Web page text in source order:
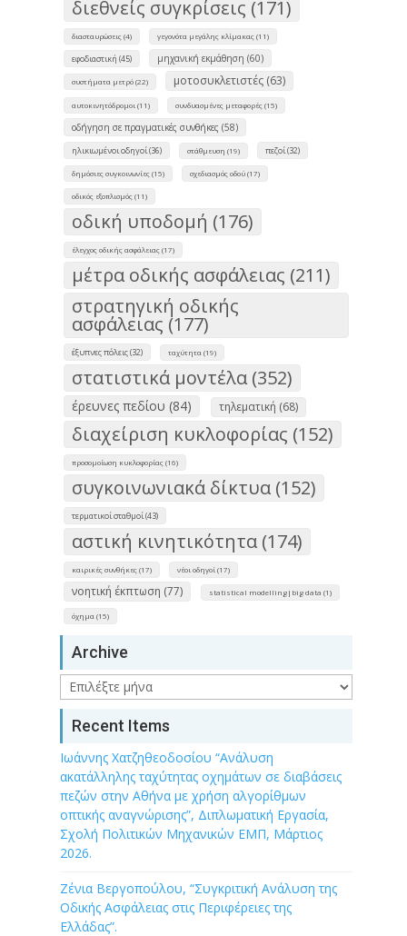
διεθνείς συγκρίσεις (171)
διασταυρώσεις (4) γεγονότα μεγάλης κλίμακας (11)
εφοδιαστική (45) μηχανική εκμάθηση (60)
συστήματα μετρό (22) μοτοσυκλετιστές (63)
αυτοκινητόδρομοι (11) συνδυασμένες μεταφορές (15)
οδήγηση σε πραγματικές συνθήκες (58)
ηλικιωμένοι οδηγοί (36) στάθμευση (19) πεζοί (32)
δημόσιες συγκοινωνίες (15) σχεδιασμός οδού (17)
οδικός εξοπλισμός (11)
οδική υποδομή (176)
έλεγχος οδικής ασφάλειας (17)
μέτρα οδικής ασφάλειας (211)
στρατηγική οδικής
ασφάλειας (177)
έξυπνες πόλεις (32) ταχύτητα (19)
στατιστικά μοντέλα (352)
έρευνες πεδίου (84) τηλεματική (68)
διαχείριση κυκλοφορίας (152)
προσομοίωση κυκλοφορίας (16)
συγκοινωνιακά δίκτυα (152)
τερματικοί σταθμοί (43)
αστική κινητικότητα (174)
καιρικές συνθήκες (17) νέοι οδηγοί (17)
νοητική έκπτωση (77) statistical modelling|big data (1)
όχημα (15)
Archive
Archive
Recent Items
Ιωάννης Χατζηθεοδοσίου “Ανάλυση
ακατάλληλης ταχύτητας οχημάτων σε διαβάσεις
πεζών στην Αθήνα με χρήση αλγορίθμων
οπτικής αναγνώρισης”, Διπλωματική Εργασία,
Σχολή Πολιτικών Μηχανικών ΕΜΠ, Μάρτιος
2026.
Ζένια Βεργοπούλου, “Συγκριτική Ανάλυση της
Οδικής Ασφάλειας στις Περιφέρειες της
Ελλάδας”.